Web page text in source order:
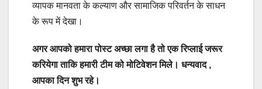
व्यापक मानवता के कल्याण और सामाजिक परिवर्तन के साधन
के रूप में देखा।
अगर आपको हमारा पोस्ट अच्छा लगा है तो एक रिप्लाई जरूर
करियेगा ताकि हमारी टीम को मोटिवेशन मिले। धन्यवाद ,
आपका दिन शुभ रहे।